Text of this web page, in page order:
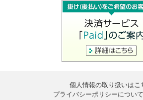
個人情報の取り扱いはこ
プライバシーポリシーについ